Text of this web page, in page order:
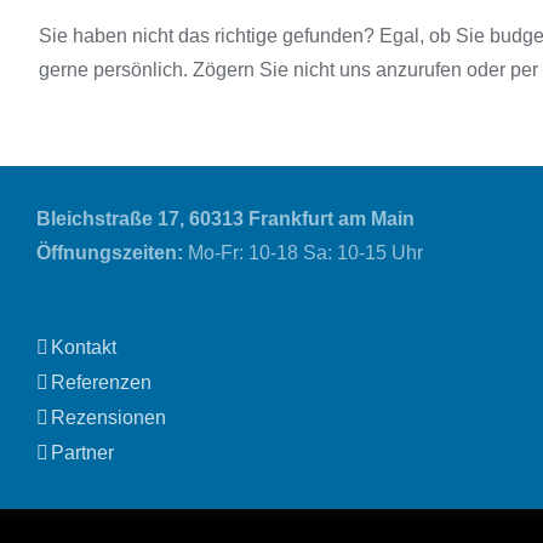
Sie haben nicht das richtige gefunden? Egal, ob Sie
gerne persönlich. Zögern Sie nicht uns anzurufen oder
Bleichstraße 17, 60313 Frankfurt am Main
Öffnungszeiten: Mo-Fr: 10-18 Sa: 10-15 Uhr
Kontakt
Referenzen
Rezensionen
Partner